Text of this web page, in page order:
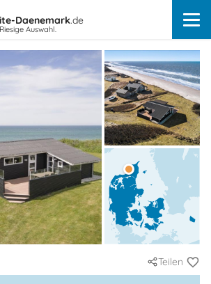
Daenemark.de
Auswahl.
Teilen